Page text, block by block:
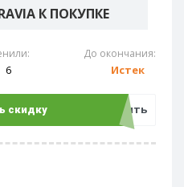
К ПОКУПКЕ
6
До окончания:
Истек
скидку Открыть